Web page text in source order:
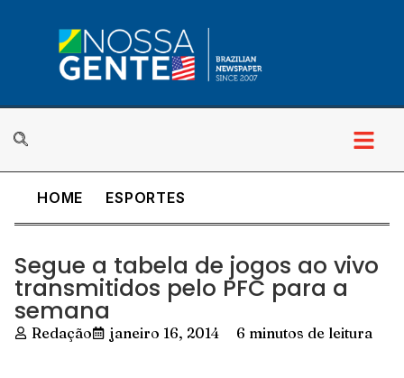
HOME ESPORTES
Segue a tabela de jogos ao vivo
transmitidos pelo PFC para a
semana
Redação janeiro 16, 2014 6 minutos de leitura